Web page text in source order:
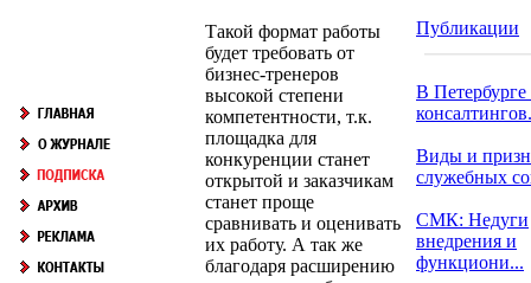
Такой формат работы
будет требовать от
бизнес-тренеров
высокой степени
компетентности, т.к.
площадка для
конкуренции станет
открытой и заказчикам
станет проще
сравнивать и оценивать
их работу. А так же
благодаря расширению
Публикации
В Петербурге
Виды и
служебных
СМК: Недуги
внедрения и
функциони...